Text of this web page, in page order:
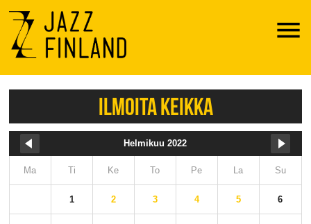
Menu
ILMOITA KEIKKA
Helmikuu 2022
Ma Ti Ke To Pe La Su
1 2 3 4 5 6